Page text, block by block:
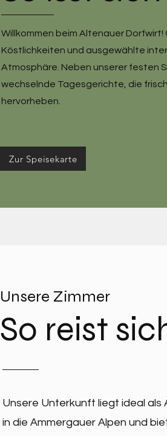
Willkommen beim Altenauer Dorfwirt!
Köstlichkeiten und ausgewählte
Atmosphäre. Neben unserer festen
wechselnde Tagesgerichte, die
hervorheben.
Zur Speisekarte
Unsere Zimmer
So reist
Unsere Unterkunft liegt ideal als
in die Ammergauer Alpen und